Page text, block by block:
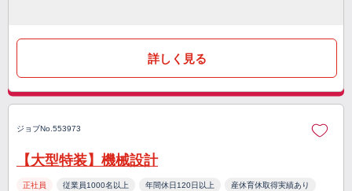
詳しく見る
ジョブNo.553973
【大型特装】機械設計
正社員 従業員1000名以上 年間休日120日以上 産休育休取得実績あり